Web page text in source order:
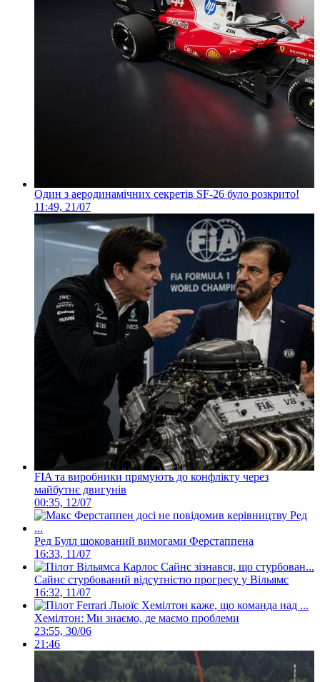
Один з аеродинамічних секретів SF-26 було розкрито!
11:49, 21/07
FIA та виробники прямують до конфлікту через
майбутнє двигунів
00:35, 12/07
Ред Булл шокований вимогами Ферстаппена
16:33, 11/07
Сайнс стурбований відсутністю прогресу у Вільямс
16:32, 11/07
Хемілтон: Ми знаємо, де маємо проблеми
23:55, 30/06
21:46